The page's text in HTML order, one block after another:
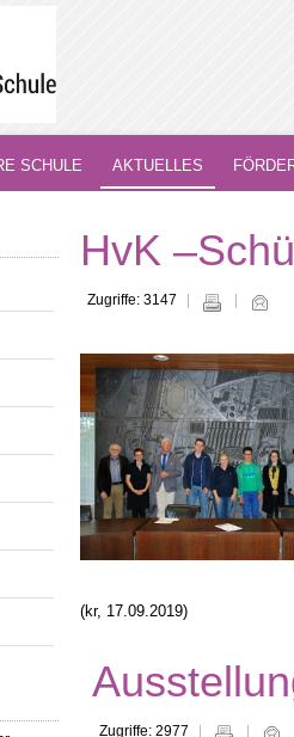
SCHULE AKTUELLES
HvK
Zugriffe: 3147
(kr, 17.09.2019)
Zugriffe: 2977